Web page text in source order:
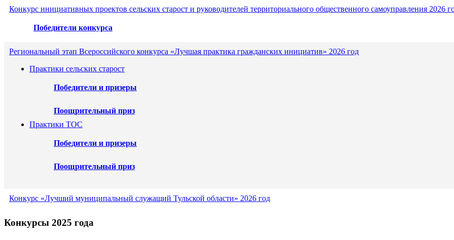
Конкурс инициативных проектов сельских старост и руководителей территориального общественного самоуправления 2026
Победители конкурса
Региональный этап Всероссийского конкурса «Лучшая практика гражданских инициатив» 2026 год
Практики сельских старост
Победители и призеры
Поощрительный приз
Практики ТОС
Победители и призеры
Поощрительный приз
Конкурс «Лучший муниципальный служащий Тульской области» 2026 год
Конкурсы 2025 года